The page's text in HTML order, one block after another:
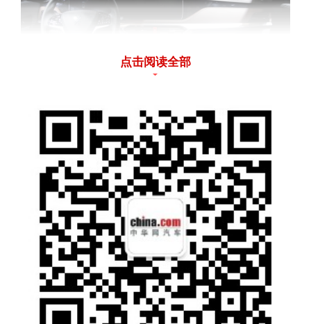
在内饰方面，大乘汽车G60S依然凸显其强烈
的科技感与运动感。整体以黑色/黑棕双色为配
色，采用大面积镀铬材质和钢琴烤漆工艺装
饰，使车内空间层次分明。最引人瞩目的中控
区域配备26英寸巨幕贯通大屏，贯穿车辆整个
仪表，确保内饰整体感。车顶配备0.8平米全景
天窗，以及四色氛围灯，打造时尚座舱。
点击阅读全部